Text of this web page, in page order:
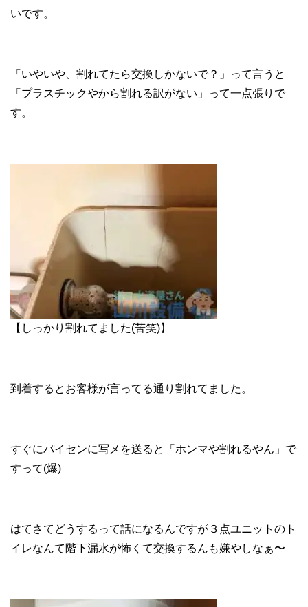
いです。
「いやいや、割れてたら交換しかないで？」って言うと
「プラスチックやから割れる訳がない」って一点張りで
す。
【しっかり割れてました(苦笑)】
到着するとお客様が言ってる通り割れてました。
すぐにパイセンに写メを送ると「ホンマや割れるやん」で
すって(爆)
はてさてどうするって話になるんですが３点ユニットのト
イレなんて階下漏水が怖くて交換するんも嫌やしなぁ〜